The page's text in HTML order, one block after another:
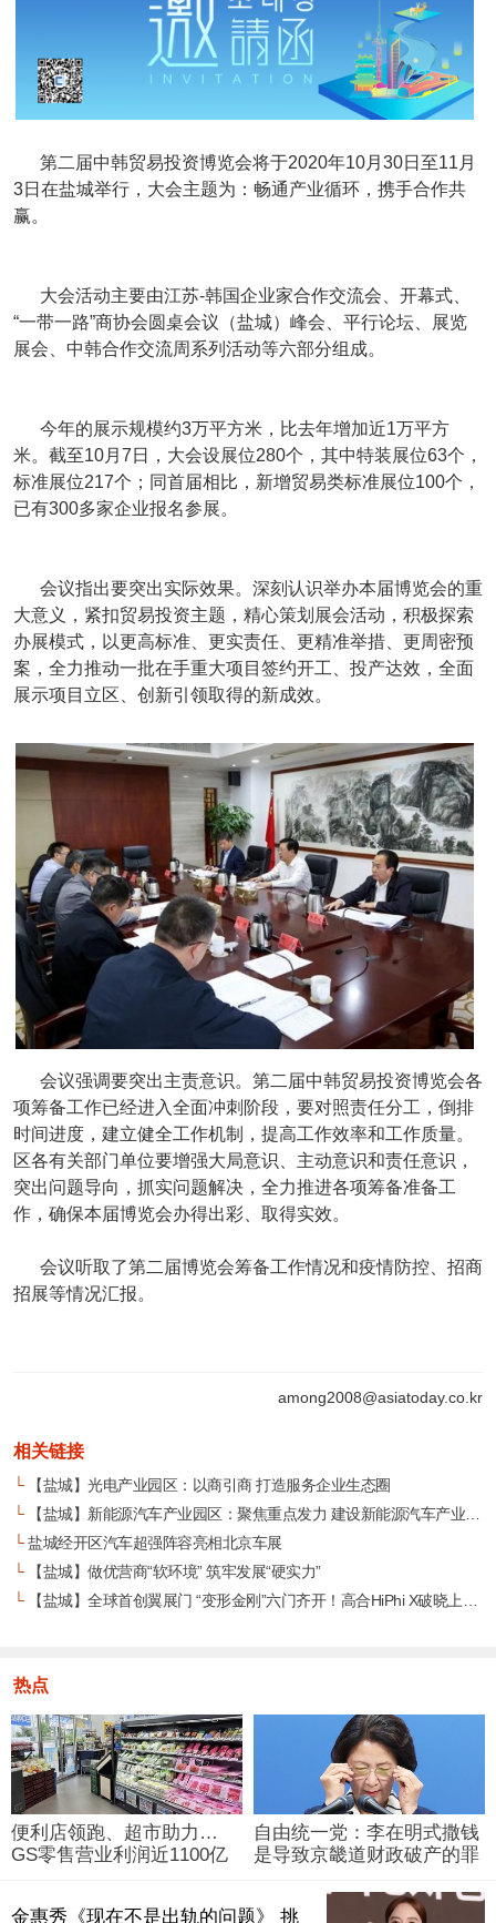
第二届中韩贸易投资博览会将于2020年10月30日至11月
3日在盐城举行，大会主题为：畅通产业循环，携手合作共
赢。
大会活动主要由江苏-韩国企业家合作交流会、开幕式、
“一带一路”商协会圆桌会议（盐城）峰会、平行论坛、展览
展会、中韩合作交流周系列活动等六部分组成。
今年的展示规模约3万平方米，比去年增加近1万平方
米。截至10月7日，大会设展位280个，其中特装展位63个，
标准展位217个；同首届相比，新增贸易类标准展位100个，
已有300多家企业报名参展。
会议指出要突出实际效果。深刻认识举办本届博览会的重
大意义，紧扣贸易投资主题，精心策划展会活动，积极探索
办展模式，以更高标准、更实责任、更精准举措、更周密预
案，全力推动一批在手重大项目签约开工、投产达效，全面
展示项目立区、创新引领取得的新成效。
会议强调要突出主责意识。第二届中韩贸易投资博览会各
项筹备工作已经进入全面冲刺阶段，要对照责任分工，倒排
时间进度，建立健全工作机制，提高工作效率和工作质量。
区各有关部门单位要增强大局意识、主动意识和责任意识，
突出问题导向，抓实问题解决，全力推进各项筹备准备工
作，确保本届博览会办得出彩、取得实效。
会议听取了第二届博览会筹备工作情况和疫情防控、招商
招展等情况汇报。
among2008@asiatoday.co.kr
相关链接
└【盐城】光电产业园区：以商引商 打造服务企业生态圈
└【盐城】新能源汽车产业园区：聚焦重点发力 建设新能源汽车产业集群
└盐城经开区汽车超强阵容亮相北京车展
└【盐城】做优营商“软环境” 筑牢发展“硬实力”
└【盐城】全球首创翼展门 “变形金刚”六门齐开！高合HiPhi X破晓上市！
热点
便利店领跑、超市助力…
GS零售营业利润近1100亿
自由统一党：李在明式撒钱
是导致京畿道财政破产的罪
金惠秀《现在不是出轨的问题》 挑